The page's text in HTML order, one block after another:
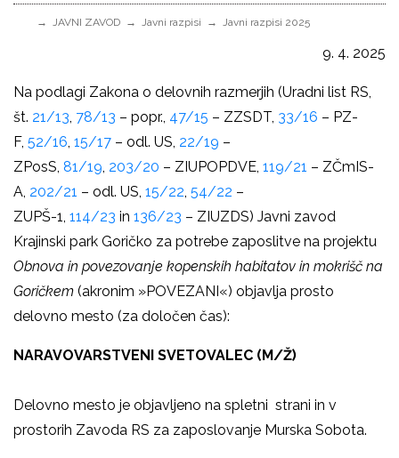
JAVNI ZAVOD Javni razpisi Javni razpisi 2025
9. 4. 2025
Na podlagi Zakona o delovnih razmerjih (Uradni list RS,
št. 21/13, 78/13 – popr., 47/15 – ZZSDT, 33/16 – PZ-
F, 52/16, 15/17 – odl. US, 22/19 –
ZPosS, 81/19, 203/20 – ZIUPOPDVE, 119/21 – ZČmIS-
A, 202/21 – odl. US, 15/22, 54/22 –
ZUPŠ-1, 114/23 in 136/23 – ZIUZDS) Javni zavod
Krajinski park Goričko za potrebe zaposlitve na projektu
Obnova in povezovanje kopenskih habitatov in mokrišč na
Goričkem (akronim »POVEZANI«) objavlja prosto
delovno mesto (za določen čas):
NARAVOVARSTVENI SVETOVALEC (M/Ž)
Delovno mesto je objavljeno na spletni strani in v
prostorih Zavoda RS za zaposlovanje Murska Sobota.